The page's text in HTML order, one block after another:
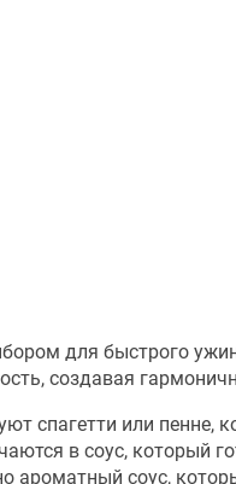
для быстрого
создавая
спагетти или пенне,
в соус, который
ароматный соус,